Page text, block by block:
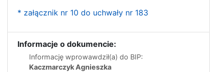
* załącznik nr 10 do uchwały nr 183
Informacje o dokumencie:
Informację wprowawdził(a) do BIP:
Kaczmarczyk Agnieszka